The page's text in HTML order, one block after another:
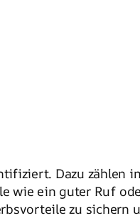
Dazu zählen
wie ein guter Ruf
zu